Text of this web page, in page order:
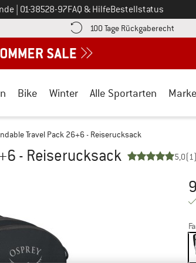
Ruf uns an unter
01-38528-97FAQ & HilfeBestellstatus
Infos hier! Öffnet sich in einer Infobox
100 Tage Rückgaberecht
Bike Winter Alle Sportarten
Travel Pack 26+6 - Reiserucksack
- Reiserucksack 5,0(1)